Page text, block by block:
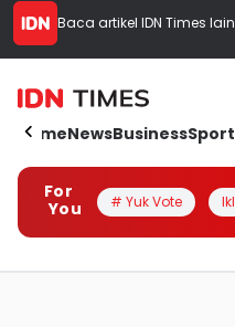
Baca artikel IDN Times
HomeNewsBusinessSport
For
You
# Yuk Vote